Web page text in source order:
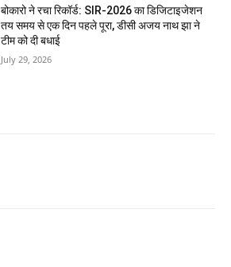
बोकारो ने रचा रिकॉर्ड: SIR-2026 का डिजिटाइजेशन
तय समय से एक दिन पहले पूरा, डीसी अजय नाथ झा ने
टीम को दी बधाई
July 29, 2026